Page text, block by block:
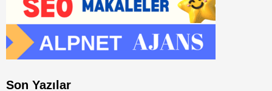
Son Yazılar